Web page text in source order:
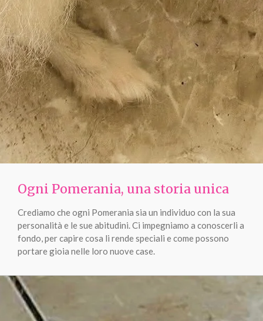
Ogni Pomerania, una storia unica
Crediamo che ogni Pomerania sia un individuo con la sua
personalità e le sue abitudini. Ci impegniamo a conoscerli a
fondo, per capire cosa li rende speciali e come possono
portare gioia nelle loro nuove case.